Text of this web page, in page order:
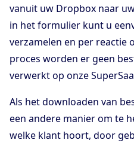
vanuit uw Dropbox naar
in het formulier kunt u
verzamelen en per reactie
proces worden er geen
verwerkt op onze
Als het downloaden van
een andere manier om te
welke klant hoort, door